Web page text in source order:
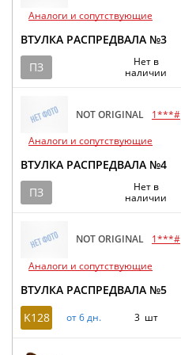
Аналоги и сопутствующие
ВТУЛКА РАСПРЕДВАЛА №3
ПЗ
Нет в
наличии
NOT ORIGINAL
1***#
Аналоги и сопутствующие
ВТУЛКА РАСПРЕДВАЛА №4
ПЗ
Нет в
наличии
NOT ORIGINAL
1***#
Аналоги и сопутствующие
ВТУЛКА РАСПРЕДВАЛА №5
K128
от 6 дн. 3 шт